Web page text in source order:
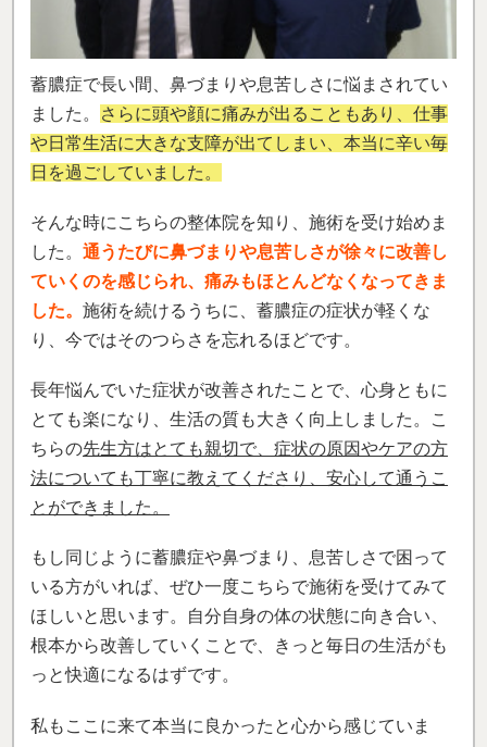
蓄膿症で長い間、鼻づまりや息苦しさに悩まされてい
ました。
さらに頭や顔に痛みが出ることもあり、仕事
や日常生活に大きな支障が出てしまい、本当に辛い毎
日を過ごしていました。
そんな時にこちらの整体院を知り、施術を受け始めま
した。 通うたびに鼻づまりや息苦しさが徐々に改善し
ていくのを感じられ、痛みもほとんどなくなってきま
した。 施術を続けるうちに、蓄膿症の症状が軽くな
り、今ではそのつらさを忘れるほどです。
長年悩んでいた症状が改善されたことで、心身ともに
とても楽になり、生活の質も大きく向上しました。こ
ちらの先生方はとても親切で、症状の原因やケアの方
法についても丁寧に教えてくださり、安心して通うこ
とができました。
もし同じように蓄膿症や鼻づまり、息苦しさで困って
いる方がいれば、ぜひ一度こちらで施術を受けてみて
ほしいと思います。自分自身の体の状態に向き合い、
根本から改善していくことで、きっと毎日の生活がも
っと快適になるはずです。
私もここに来て本当に良かったと心から感じていま